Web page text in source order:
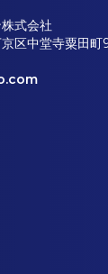
式会社
中堂寺粟田町